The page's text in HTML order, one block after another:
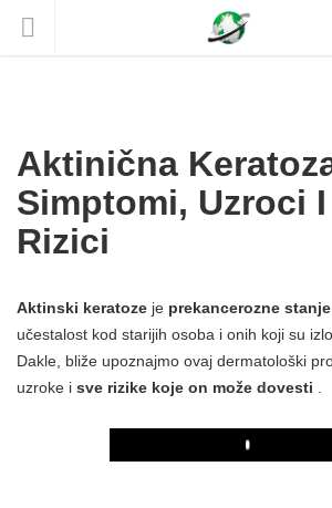
Aktinična
Simptomi, Uzroci
Rizici
Aktinski keratoze je prekancerozne stanje
učestalost kod starijih osoba i onih koji su
Dakle, bliže upoznajmo ovaj dermatološki
uzroke i sve rizike koje on može dovesti
Play